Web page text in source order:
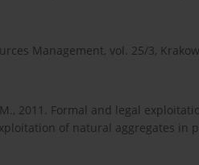
Management, vol. 25/3,
M., 2011. Formal and legal
of natural aggregates in